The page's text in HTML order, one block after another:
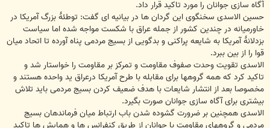
آگاه سازی جوانان را مورد تاکید قرار داد.
حسین الاسدی سخنگوی این گردان ها در بیانیه ای گفت: توطئۀ بزرگ آمریکا در
خاورمیانه در چندین کشور از جمله عراق با شکست مواجه شده اما سیاست
بزدلانۀ آمریکا به شایعه پراکنی و بدگویی از بسیج مردمی پناه آورده تا اتحاد میان
قوا را از بین ببرد.
الاسدی تقویت وحدت صفوف مقاومت و تمرکز بر مقاومت را خواستار شد و
تاکید کرد که همه گروهها برای مقابله با طرح آمریکا درعراق ید واحده هستند و
مخصوصا بعد از انتشار شایعات با هدف ضعیف کردن بسیج مردمی باید تلاش
بیشتری برای آگاه سازی جوانان صورت بگیرد.
الاسدی همچنین بر ضرورت گشوده شدن باب ارتباط میان فرماندهان بسیج